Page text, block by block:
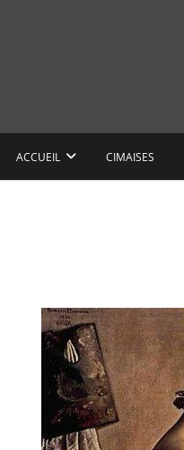
ACCUEIL CIMAISES